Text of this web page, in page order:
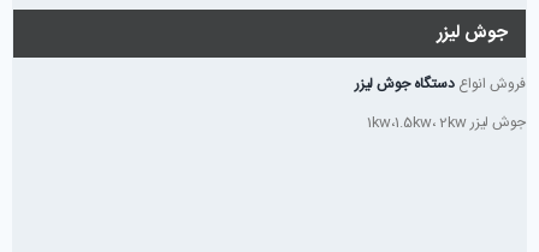
جوش لیزر
فروش انواع دستگاه جوش لیزر
جوش لیزر 1kw،1.5kw، 2kw